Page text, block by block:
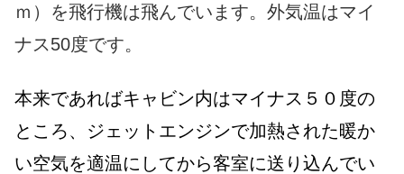
ｍ）を飛行機は飛んでいます。外気温はマイ
ナス50度です。
本来であればキャビン内はマイナス５０度の
ところ、ジェットエンジンで加熱された暖か
い空気を適温にしてから客室に送り込んでい